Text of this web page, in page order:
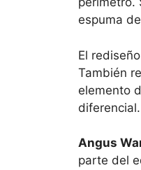
espuma
El
También
elemento
diferencial.
Angus
parte del